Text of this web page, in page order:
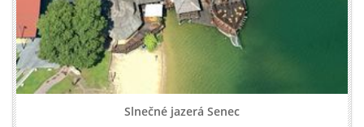
Slnečné jazerá Senec